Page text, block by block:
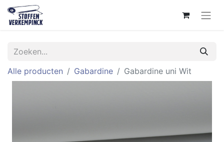
Alle producten Gabardine Gabardine uni Wit